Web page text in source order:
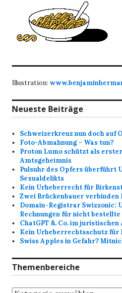
Illustration:
Neueste Beiträge
Schweizerkreuz nun doch auf
Foto-Abmahnung – Was tun?
Proton Lumo schützt als
Amtsgeheimnis
Pulsuhr des Opfers überführt
Sexualdelikts
Kein Urheberrecht für
Zwei Brückenbauer verbinden
Domain-Registrar Swizzonic:
Rechnungen für nicht
ChatGPT &. Co. im juristischen
Kein Urheberrechtsschutz für
Swiss Apples in Gefahr?
Themenbereiche
Themenbereiche